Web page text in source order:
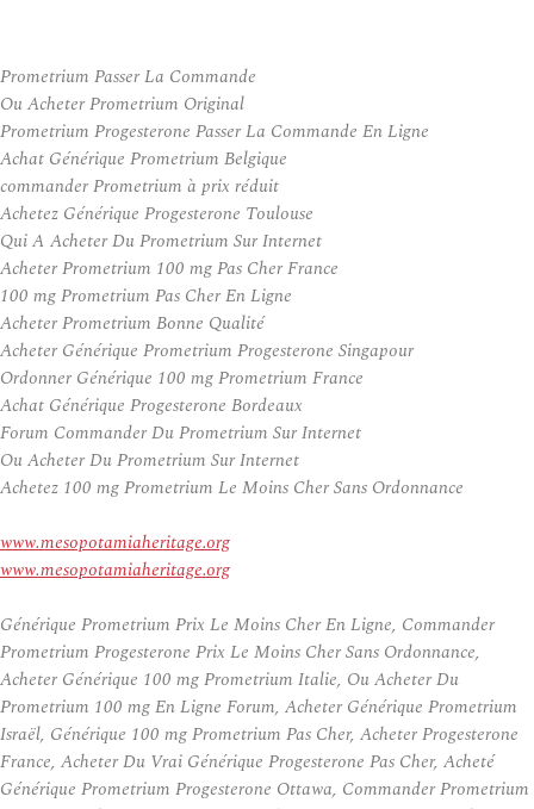
Prometrium Passer La Commande
Ou Acheter Prometrium Original
Prometrium Progesterone Passer La Commande En Ligne
Achat Générique Prometrium Belgique
commander Prometrium à prix réduit
Achetez Générique Progesterone Toulouse
Qui A Acheter Du Prometrium Sur Internet
Acheter Prometrium 100 mg Pas Cher France
100 mg Prometrium Pas Cher En Ligne
Acheter Prometrium Bonne Qualité
Acheter Générique Prometrium Progesterone Singapour
Ordonner Générique 100 mg Prometrium France
Achat Générique Progesterone Bordeaux
Forum Commander Du Prometrium Sur Internet
Ou Acheter Du Prometrium Sur Internet
Achetez 100 mg Prometrium Le Moins Cher Sans Ordonnance
www.mesopotamiaheritage.org
www.mesopotamiaheritage.org
Générique Prometrium Prix Le Moins Cher En Ligne, Commander
Prometrium Progesterone Prix Le Moins Cher Sans Ordonnance,
Acheter Générique 100 mg Prometrium Italie, Ou Acheter Du
Prometrium 100 mg En Ligne Forum, Acheter Générique Prometrium
Israël, Générique 100 mg Prometrium Pas Cher, Acheter Progesterone
France, Acheter Du Vrai Générique Progesterone Pas Cher, Acheté
Générique Prometrium Progesterone Ottawa, Commander Prometrium